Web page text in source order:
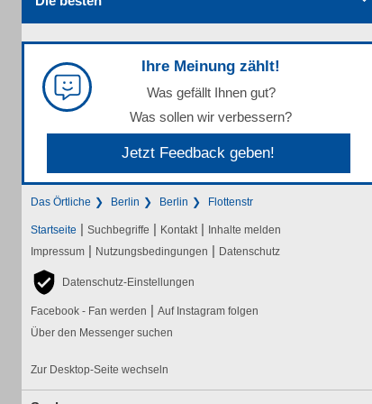
Ihre Meinung zählt!
Was gefällt Ihnen gut?
Was sollen wir verbessern?
Jetzt Feedback geben!
Das Örtliche Berlin Berlin Flottenstr
Startseite | Suchbegriffe | Kontakt | Inhalte melden
Impressum | Nutzungsbedingungen | Datenschutz
Datenschutz-Einstellungen
Facebook - Fan werden | Auf Instagram folgen
Über den Messenger suchen
Zur Desktop-Seite wechseln